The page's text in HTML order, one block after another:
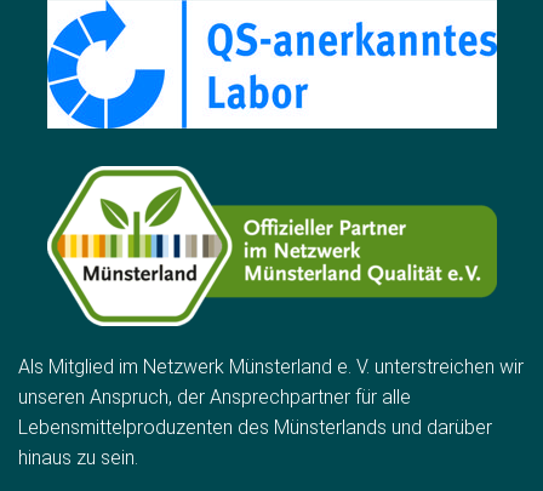
Als Mitglied im Netzwerk Münsterland e. V. unterstreichen wir
unseren Anspruch, der Ansprechpartner für alle
Lebensmittelproduzenten des Münsterlands und darüber
hinaus zu sein.